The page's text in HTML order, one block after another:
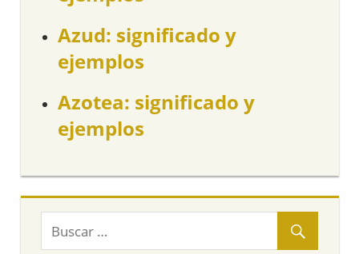
Azud: significado y
ejemplos
Azotea: significado y
ejemplos